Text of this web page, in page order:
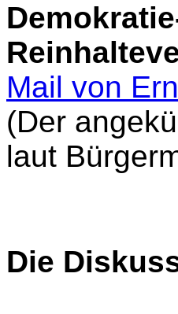
Mail von
(Der
laut
Die